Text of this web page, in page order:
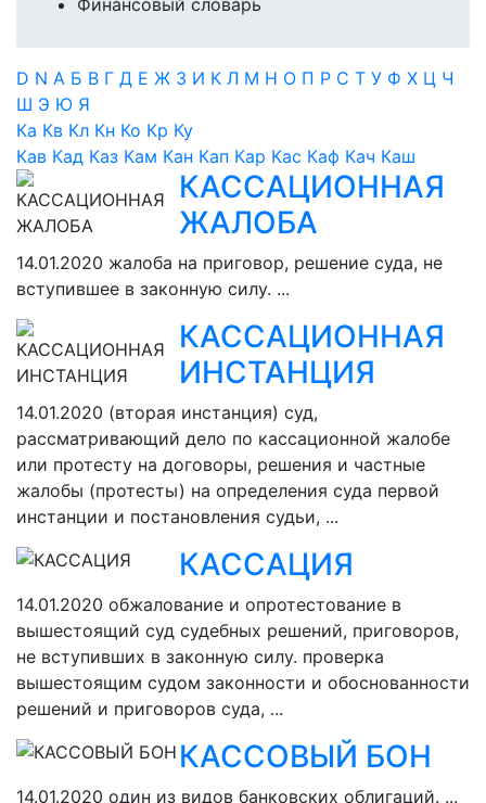
Финансовый словарь
D N А Б В Г Д Е Ж З И К Л М Н О П Р С Т У Ф Х Ц Ч
Ш Э Ю Я
Ка Кв Кл Кн Ко Кр Ку
Кав Кад Каз Кам Кан Кап Кар Кас Каф Кач Каш
КАССАЦИОННАЯ
ЖАЛОБА
14.01.2020 жалоба на приговор, решение суда, не
вступившее в законную силу. ...
КАССАЦИОННАЯ
ИНСТАНЦИЯ
14.01.2020 (вторая инстанция) суд,
рассматривающий дело по кассационной жалобе
или протесту на договоры, решения и частные
жалобы (протесты) на определения суда первой
инстанции и постановления судьи, ...
КАССАЦИЯ
14.01.2020 обжалование и опротестование в
вышестоящий суд судебных решений, приговоров,
не вступивших в законную силу. проверка
вышестоящим судом законности и обоснованности
решений и приговоров суда, ...
КАССОВЫЙ БОН
14.01.2020 один из видов банковских облигаций. ...